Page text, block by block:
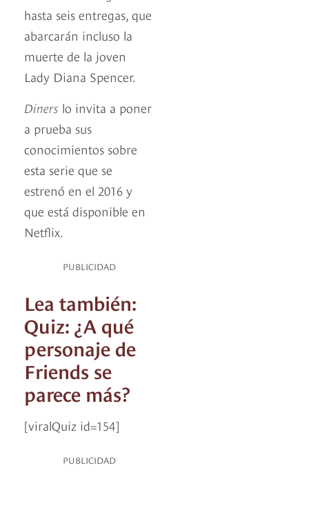
hasta seis entregas, que
abarcarán incluso la
muerte de la joven
Lady Diana Spencer.
Diners lo invita a poner
a prueba sus
conocimientos sobre
esta serie que se
estrenó en el 2016 y
que está disponible en
Netflix.
PUBLICIDAD
Lea también:
Quiz: ¿A qué
personaje de
Friends se
parece más?
[viralQuiz id=154]
PUBLICIDAD